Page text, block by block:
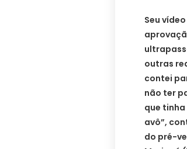
Seu
outras
contei
não ter
que
avô”,
do pré-